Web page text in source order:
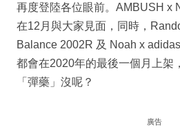
再度登陸各位眼前。AMBUSH x
在12月與大家見面，同時，
Balance 2002R 及 Noah x
都會在2020年的最後一個月上架
「彈藥」沒呢？
廣告